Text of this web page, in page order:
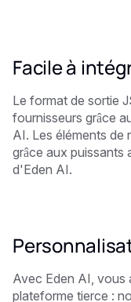
Facile à
Le format de sortie
fournisseurs grâce
AI. Les éléments de
grâce aux puissants
d'Eden AI.
Avec Eden AI, vous
plateforme tierce :